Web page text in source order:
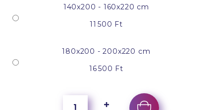
140x200 - 160x220 cm
11 500 Ft
180x200 - 200x220 cm
16 500 Ft